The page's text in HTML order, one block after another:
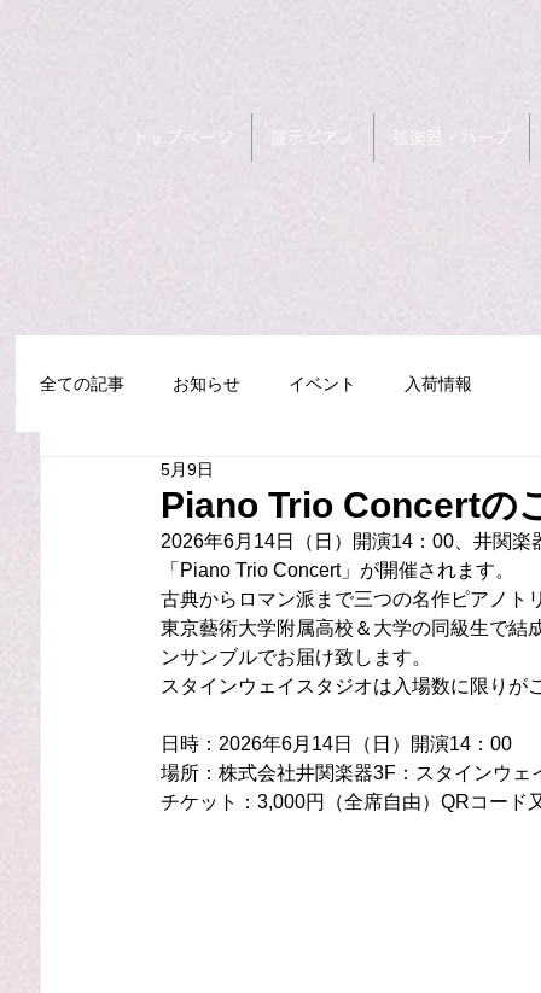
トップページ 展示ピアノ 弦楽器・ハープ
全ての記事 お知らせ イベント 入荷情報
Piano Trio Concertの
5月9日
2026年6月14日（日）開演14：00、井関
「Piano Trio Concert」が開催されます。
古典からロマン派まで三つの名作ピアノト
東京藝術大学附属高校＆大学の同級生で結
ンサンブルでお届け致します。
スタインウェイスタジオは入場数に限り
日時：2026年6月14日（日）開演14：00
場所：株式会社井関楽器3F：スタインウェ
チケット：3,000円（全席自由）QRコード